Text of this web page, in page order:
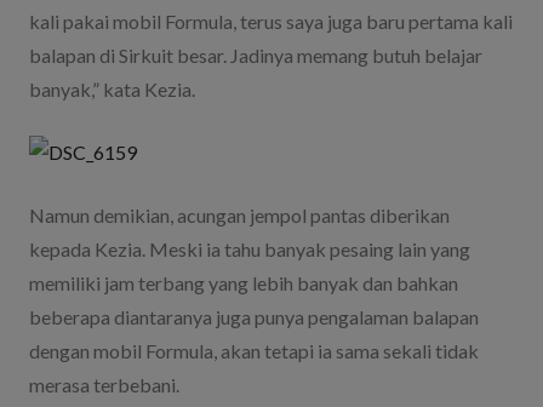
kali pakai mobil Formula, terus saya juga baru pertama kali
balapan di Sirkuit besar. Jadinya memang butuh belajar
banyak,” kata Kezia.
Namun demikian, acungan jempol pantas diberikan
kepada Kezia. Meski ia tahu banyak pesaing lain yang
memiliki jam terbang yang lebih banyak dan bahkan
beberapa diantaranya juga punya pengalaman balapan
dengan mobil Formula, akan tetapi ia sama sekali tidak
merasa terbebani.